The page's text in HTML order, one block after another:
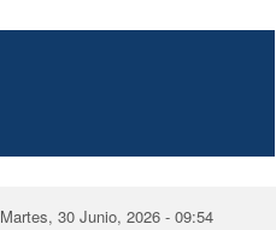
Martes, 30 Junio, 2026 - 09:54